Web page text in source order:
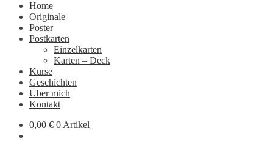
Home
Originale
Poster
Postkarten
Einzelkarten
Karten – Deck
Kurse
Geschichten
Über mich
Kontakt
0,00 € 0 Artikel